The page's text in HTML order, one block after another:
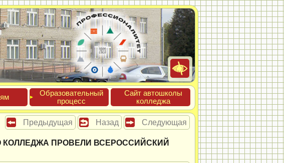
Обра­зова­тель­ный
про­цесс
Сайт ав­тошко­лы
кол­леджа
Предыдущая Назад Следующая
ПРОВЕЛИ ВСЕРОССИЙСКИЙ